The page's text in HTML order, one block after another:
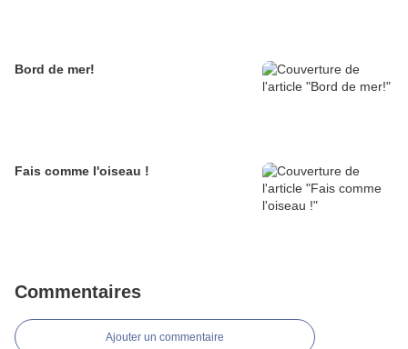
Bord de mer!
Fais comme l'oiseau !
Commentaires
Ajouter un commentaire